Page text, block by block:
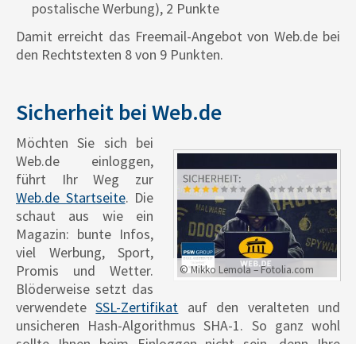
postalische Werbung), 2 Punkte
Damit erreicht das Freemail-Angebot von Web.de bei
den Rechtstexten 8 von 9 Punkten.
Sicherheit bei Web.de
© Mikko Lemola – Fotolia.com
Möchten Sie sich bei
Web.de einloggen,
führt Ihr Weg zur
Web.de Startseite. Die
schaut aus wie ein
Magazin: bunte Infos,
viel Werbung, Sport,
Promis und Wetter.
Blöderweise setzt das
verwendeteSSL-Zertifikat auf den veralteten und
unsicheren Hash-Algorithmus SHA-1. So ganz wohl